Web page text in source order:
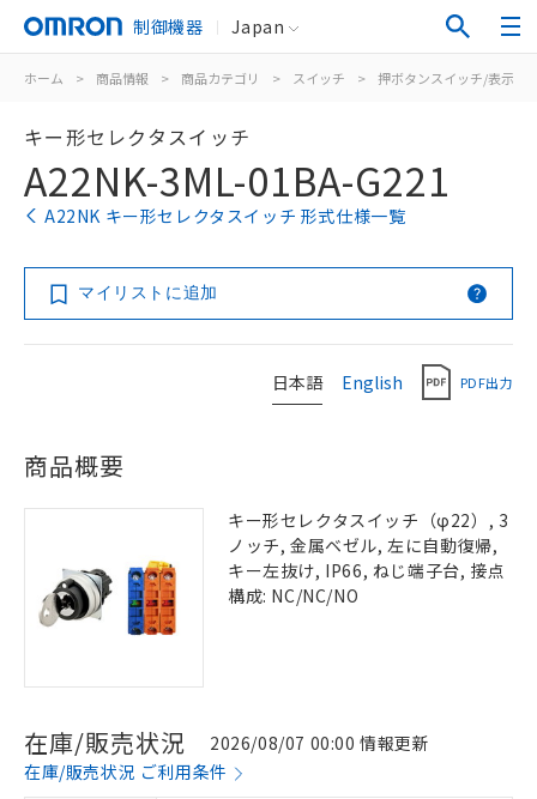
制御機器 Japan
ホーム > 商品情報 > 商品カテゴリ > スイッチ > 押ボタンスイッチ/表示灯
キー形セレクタスイッチ
A22NK-3ML-01BA-G221
A22NK キー形セレクタスイッチ 形式仕様一覧
マイリストに追加
日本語 English PDF出力
商品概要
キー形セレクタスイッチ（φ22）, 3
ノッチ, 金属ベゼル, 左に自動復帰,
キー左抜け, IP66, ねじ端子台, 接点
構成: NC/NC/NO
在庫/販売状況
2026/08/07 00:00 情報更新
在庫/販売状況 ご利用条件